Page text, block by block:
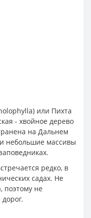
или Пихта
- хвойное дерево
на Дальнем
небольшие массивы
редко, в
садах. Не
поэтому не